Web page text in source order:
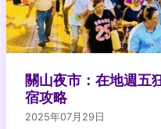
關山夜市：在地週五
宿攻略
2025年07月29日